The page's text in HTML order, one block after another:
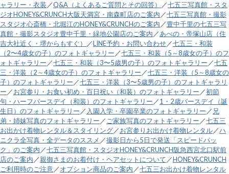
ャラリー・衣装／Q&A（よくあるご質問とその回答） ／七五三写真館・スタ
ジオHONEY&CRUNCH大阪天満宮・南森町店のご案内／七五三写真館・撮影
スタジオ心斎橋・北堀江のHONEY&CRUNCHのご案内／豊中千里の七五三写
真館・撮影スタジオ豊中千里・緑地公園店のご案内／あべの・帝塚山店（住
吉大社近く・堺からもすぐ）
／LINE予約・お問い合わせ／七五三・和装
（2〜4歳女の子）のフォトギャラリー／七五三・和装（5～8歳女の子）のフ
ォトギャラリー／七五三・和装（3〜5歳男の子）のフォトギャラリー／七五
三・洋装（2～4歳女の子）のフォトギャラリー／七五三・洋装（5～8歳女の
子）のフォトギャラリー／七五三・洋装（3〜5歳男の子）のフォトギャラリ
ー／お宮参り・お食い初め・百日祝い（和装）のフォトギャラリー／初節
句・ハーフバースデイ（和装）のフォトギャラリー／1・2歳バースデイ（誕
生日）のフォトギャラリー／ 入園入学・卒園卒業のフォトギャラリー／ 兄
弟・姉妹写真のフォトギャラリー／ご家族写真のフォトギャラリー／七五三
お出かけ着物レンタル＆スタイリング／お宮参りお出かけ着物レンタル／ハ
ニクラ全写真・全データのススメ ／撮影日から5日で発送「スピードパッ
ク」のご案内／七五三写真館・スタジオHONEY&CRUNCH阪急西宮北口駅前
店のご案内／親御さまのお着付け・ヘアセットについて／HONEY&CRUNCH
ご利用時のご注意／オプション商品のご案内／七五三お出かけ着物レンタル